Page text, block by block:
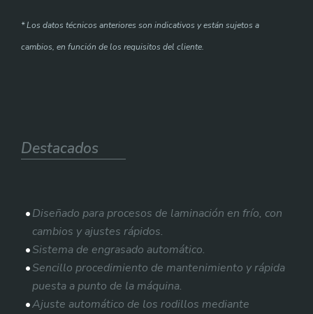
* Los datos técnicos anteriores son indicativos y están sujetos a
cambios, en función de los requisitos del cliente.
Destacados
Diseñado para procesos de laminación en frío, con
cambios y ajustes rápidos.
Sistema de engrasado automático.
Sencillo procedimiento de mantenimiento y rápida
puesta a punto de la máquina.
Ajuste automático de los rodillos mediante